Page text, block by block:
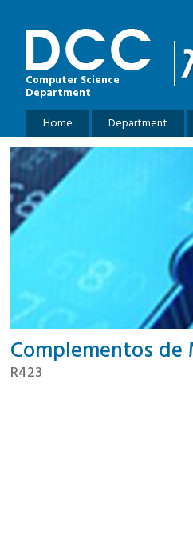
Computer Science
Department
Main menu
Home Department
Complementos de
R423